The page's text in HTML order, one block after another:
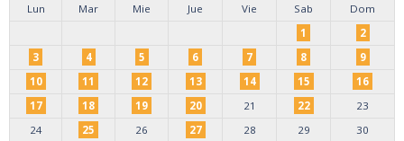
Lun
Mar Mie Jue Vie Sab
Dom
1
2
3
4 5 6 7 8
9
10
11 12 13 14 15
16
17
18 19 20 21 22
23
24
25 26 27 28 29
30